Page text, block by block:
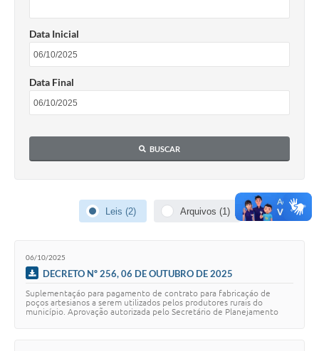
Notícias
Regularização Fundiária
Notificações de Penalidades – Decisões
Notificações Obras e Posturas
Galeria de Fotos
Contratos
Data Inicial
Data Final
BUSCAR
Leis (2) Arquivos (1)
06/10/2025
DECRETO Nº 256, 06 DE OUTUBRO DE 2025
Suplementaçáo para pagamento de contrato para fabricaçáo de
poços artesianos a serem utilizados pelos produtores rurais do
município. Aprovação autorizada pelo Secretário de Planejamento